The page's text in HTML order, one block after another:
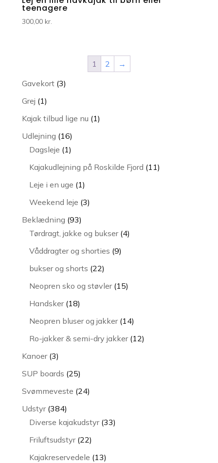
teenagere
300,00 kr.
1 2
→
Gavekort 33
Grej 11
vare
Kajak tilbud lige nu 11
Udlejning 1616
varer
Dagsleje 11
vare
Kajakudlejning på Roskilde Fjord 1111
Leje i en uge 11
vare
Weekend leje 33
Beklædning 9393
varer
Tørdragt, jakke og bukser 44
Våddragter og shorties 99
bukser og shorts 2222
varer
Neopren sko og støvler 1515
Handsker 1818
Neopren bluser og jakker 1414
varer
Ro-jakker & semi-dry jakker 1212
Kanoer 33
varer
SUP boards 2525
varer
Svømmeveste 2424
Udstyr 384384
varer
Diverse kajakudstyr 3333
Friluftsudstyr 2222
varer
Kajakreservedele 1313